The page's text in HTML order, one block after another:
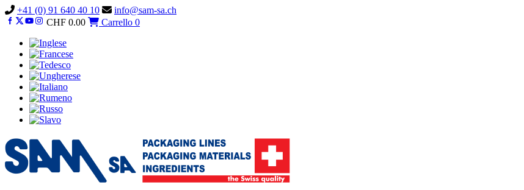
Vai
al
+41 (0) 91 640 40 10
info@sam-sa.ch
CHF 0.00 Carrello 0